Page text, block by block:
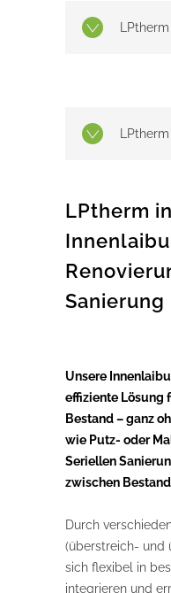
LPtherm
Sanierung
Unsere
effiziente Lösung
Bestand – ganz
wie Putz- oder
Seriellen
zwischen
Durch
(überstreich- und
sich flexibel in
integrieren und